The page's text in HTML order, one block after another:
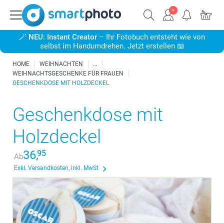
🪄 NEU: Instant Creator – Ihr Fotobuch entsteht wie von
selbst im Handumdrehen. Jetzt erstellen 📖
HOME
WEIHNACHTEN
WEIHNACHTSGESCHENKE FÜR FRAUEN
GESCHENKDOSE MIT HOLZDECKEL
Geschenkdose mit
Holzdeckel
Ab36,95
Exkl. Versandkosten, inkl. MwSt